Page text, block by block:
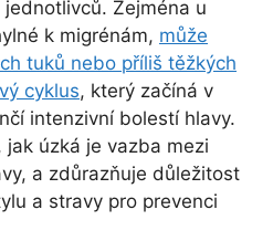
Zejména u
k migrénám, může
tuků nebo příliš těžkých
cyklus, který začíná v
intenzivní bolestí hlavy.
úzká je vazba mezi
a zdůrazňuje důležitost
a stravy pro prevenci